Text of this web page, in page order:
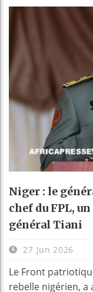
Niger : le
chef du FPL,
général Tiani
27 Jun 2026
Le Front
rebelle nigérien, a